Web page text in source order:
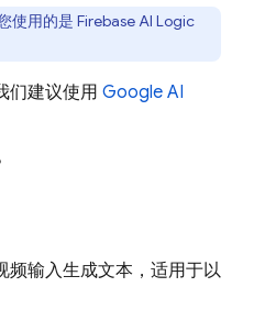
使用的是 Firebase AI Logic
们建议使用 Google AI
频输入生成文本，适用于以